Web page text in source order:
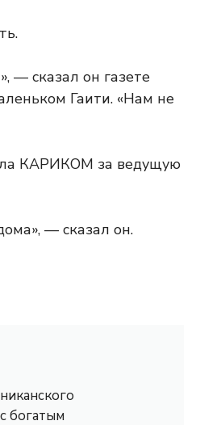
— сказал он газете
Гаити. «Нам не
КАРИКОМ за ведущую
— сказал он.
богатым